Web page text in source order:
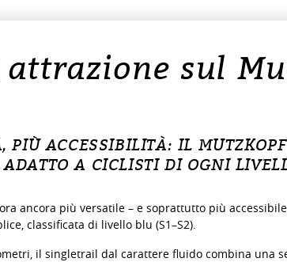
sul
PIÙ ACCESSIBILITÀ: IL
ADATTO A CICLISTI DI OGNI
ancora più versatile – e soprattutto più
classificata di livello blu (S1–S2).
il singletrail dal carattere fluido combina una